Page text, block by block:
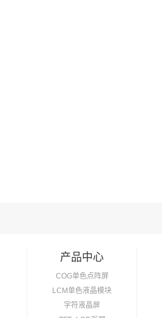
产品中心
COG单色点阵屏
LCM单色液晶模块
字符液晶屏